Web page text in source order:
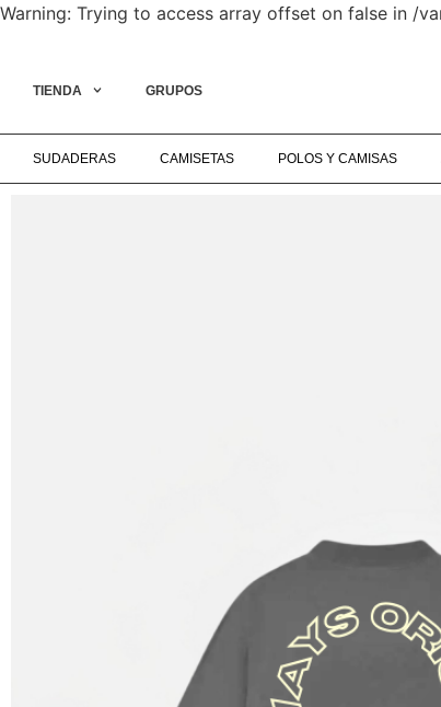
Warning: Trying to access array offset on false in /
TIENDA GRUPOS
SUDADERAS CAMISETAS POLOS Y CAMISAS